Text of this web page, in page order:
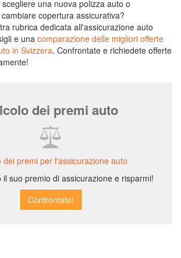
una nuova polizza auto o
copertura assicurativa?
rubrica dedicata all'assicurazione auto
e una comparazione delle migliori offerte
in Svizzera. Confrontate e richiedete offerte
dei premi auto
dei premi per l'assicurazione auto
il suo premio di assicurazione e risparmi!